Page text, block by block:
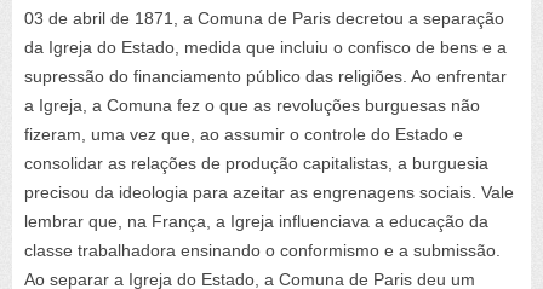
03 de abril de 1871, a Comuna de Paris decretou a separação
da Igreja do Estado, medida que incluiu o confisco de bens e a
supressão do financiamento público das religiões. Ao enfrentar
a Igreja, a Comuna fez o que as revoluções burguesas não
fizeram, uma vez que, ao assumir o controle do Estado e
consolidar as relações de produção capitalistas, a burguesia
precisou da ideologia para azeitar as engrenagens sociais. Vale
lembrar que, na França, a Igreja influenciava a educação da
classe trabalhadora ensinando o conformismo e a submissão.
Ao separar a Igreja do Estado, a Comuna de Paris deu um